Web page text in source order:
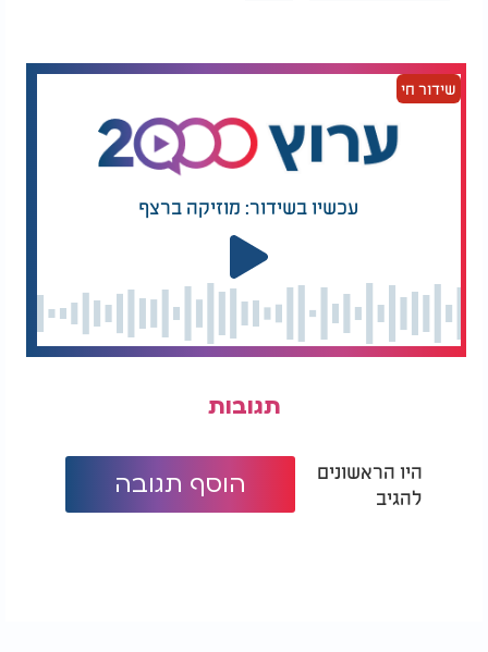
מינהל התקינה במשרד הכלכלה והתעשייה מתכוון
להמשיך בבדיקות שוטפות ויזומות כדי לאתר מוצרים
שאינם עומדים בתקן הרשמי. הציבור מתבקש לדווח על
מוצרים חשודים ולהקפיד לרכוש רק מוצרים שעומדים
שידור חי
עכשיו בשידור: מוזיקה ברצף
תגובות
היו הראשונים
להגיב
הוסף תגובה